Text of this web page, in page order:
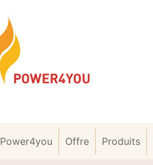
Power4you Offre Produits